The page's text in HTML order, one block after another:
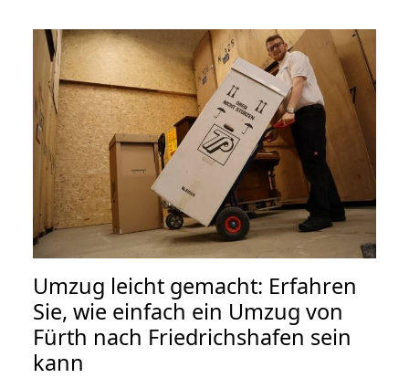
Umzug leicht gemacht: Erfahren
Sie, wie einfach ein Umzug von
Fürth nach Friedrichshafen sein
kann